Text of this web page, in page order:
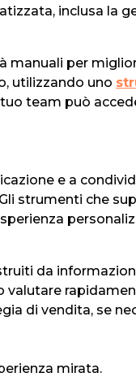
inclusa la
manuali per
utilizzando uno
tuo team può
e a
strumenti che
da
valutare
di vendita, se
mirata.